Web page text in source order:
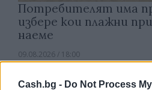
Cash.bg - Do Not Process
Потребителят има
избере кои плажни
наеме
09.08.2026 / 18:00